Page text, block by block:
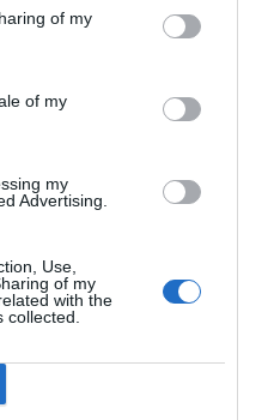
of my
of my
my
Advertising.
Use,
of my
with the
is.
adottságokra,
2028-ra 650
szabályozható
az új